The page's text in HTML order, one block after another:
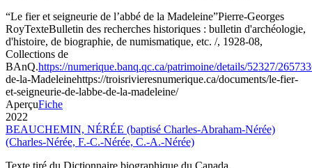
“Le fier et seigneurie de l’abbé de la Madeleine”Pierre-Georges
RoyTexteBulletin des recherches historiques : bulletin d'archéologie,
d'histoire, de biographie, de numismatique, etc. /, 1928-08,
Collections de
BAnQ.https://numerique.banq.qc.ca/patrimoine/details/52327/
de-la-Madeleinehttps://troisrivieresnumerique.ca/documents/le-fier-
et-seigneurie-de-labbe-de-la-madeleine/
AperçuFiche
2022
BEAUCHEMIN, NÉRÉE (baptisé Charles-Abraham-Nérée)
(Charles-Nérée, F.-C.-Nérée, C.-A.-Nérée)